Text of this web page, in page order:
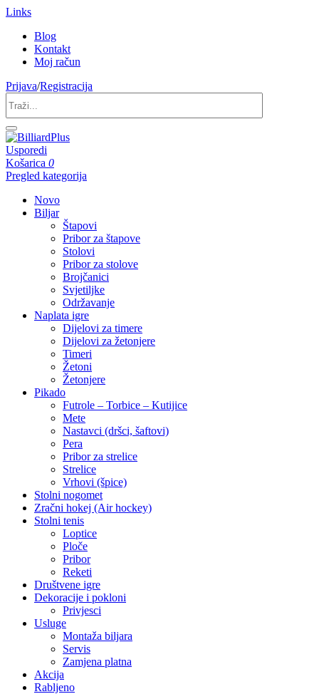
Links
Blog
Kontakt
Moj račun
Prijava/Registracija
Usporedi
Košarica 0
Pregled kategorija
Novo
Biljar
Štapovi
Pribor za štapove
Stolovi
Pribor za stolove
Brojčanici
Svjetiljke
Održavanje
Naplata igre
Dijelovi za timere
Dijelovi za žetonjere
Timeri
Žetoni
Žetonjere
Pikado
Futrole – Torbice – Kutijice
Mete
Nastavci (dršci, šaftovi)
Pera
Pribor za strelice
Strelice
Vrhovi (špice)
Stolni nogomet
Zračni hokej (Air hockey)
Stolni tenis
Loptice
Ploče
Pribor
Reketi
Društvene igre
Dekoracije i pokloni
Privjesci
Usluge
Montaža biljara
Servis
Zamjena platna
Akcija
Rabljeno